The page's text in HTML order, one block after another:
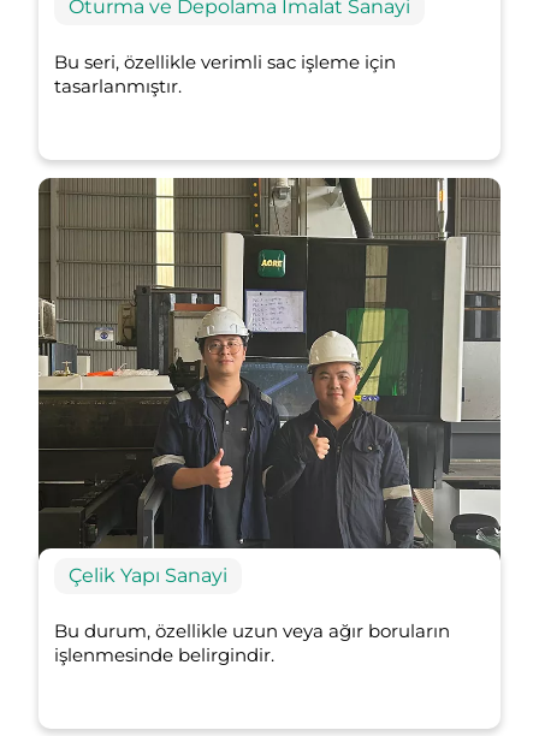
Oturma ve Depolama İmalat Sanayi
Bu seri, özellikle verimli sac işleme için
tasarlanmıştır.
Çelik Yapı Sanayi
Bu durum, özellikle uzun veya ağır boruların
işlenmesinde belirgindir.